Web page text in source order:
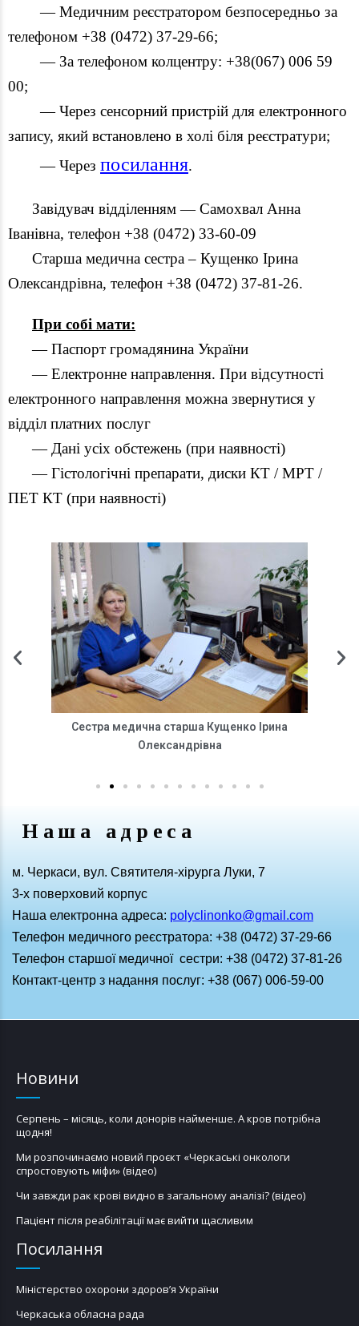
— Медичним реєстратором безпосередньо за
телефоном +38 (0472) 37-29-66;
— За телефоном колцентру: +38(067) 006 59
00;
— Через сенсорний пристрій для електронного
запису, який встановлено в холі біля реєстратури;
— Через посилання.
Завідувач відділенням — Самохвал Анна
Іванівна, телефон +38 (0472) 33-60-09
Старша медична сестра – Кущенко Ірина
Олександрівна, телефон +38 (0472) 37-81-26.
При собі мати:
— Паспорт громадянина України
— Електронне направлення. При відсутності
електронного направлення можна звернутися у
відділ платних послуг
— Дані усіх обстежень (при наявності)
— Гістологічні препарати, диски КТ / МРТ /
ПЕТ КТ (при наявності)
Сестра медична старша Кущенко Ірина
Олександрівна
Наша адреса
м. Черкаси, вул. Святителя-хірурга Луки, 7
3-х поверховий корпус
Наша електронна адреса: polyclinonko@gmail.com
Телефон медичного реєстратора: +38 (0472) 37-29-66
Телефон старшої медичної сестри: +38 (0472) 37-81-26
Контакт-центр з надання послуг: +38 (067) 006-59-00
Новини
Серпень – місяць, коли донорів найменше. А кров потрібна
щодня!
Ми розпочинаємо новий проєкт «Черкаські онкологи
спростовують міфи» (відео)
Чи завжди рак крові видно в загальному аналізі? (відео)
Пацієнт після реабілітації має вийти щасливим
Посилання
Міністерство охорони здоров’я України
Черкаська обласна рада